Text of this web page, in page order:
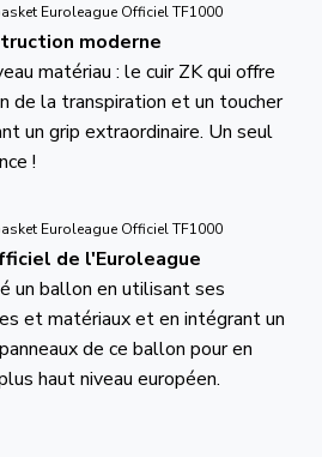
moderne
matériau : le cuir ZK qui offre
de la transpiration et un toucher
un grip extraordinaire. Un seul
!
de l'Euroleague
un ballon en utilisant ses
et matériaux et en intégrant un
de ce ballon pour en
haut niveau européen.